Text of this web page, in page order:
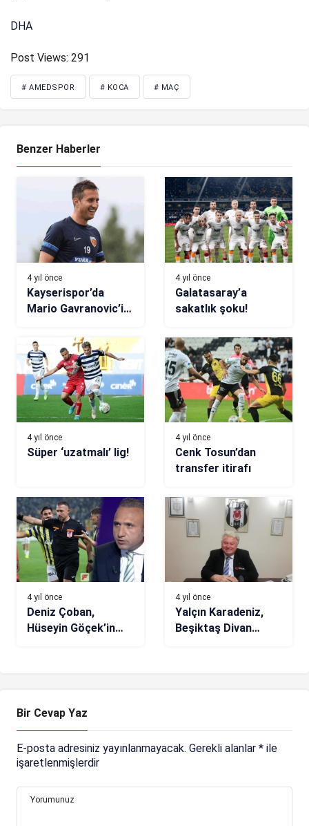
DHA
Post Views: 291
# AMEDSPOR # KOCA # MAÇ
Benzer Haberler
4 yıl önce
Kayserispor’da
Mario Gavranovic’in
4 yıl önce
Galatasaray’a
sakatlık şoku!
4 yıl önce
Süper ‘uzatmalı’ lig!
4 yıl önce
Cenk Tosun’dan
transfer itirafı
4 yıl önce
Deniz Çoban,
Hüseyin Göçek’in
4 yıl önce
Yalçın Karadeniz,
Beşiktaş Divan
Bir Cevap Yaz
E-posta adresiniz yayınlanmayacak. Gerekli alanlar * ile
işaretlenmişlerdir
Yorumunuz